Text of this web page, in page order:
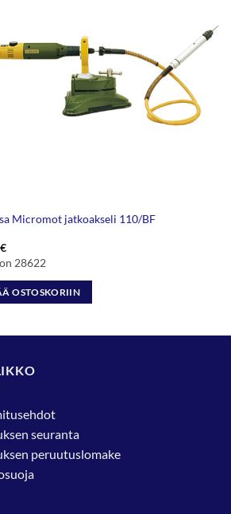
Micromot jatkoakseli 110/BF
€
28622
OSTOSKORIIN
seuranta
peruutuslomake